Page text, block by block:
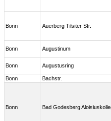
Bonn Auerberg Tilsiter Str.
Bonn Augustinum
Bonn Augustusring
Bonn
Bachstr.
Bonn Bad Godesberg